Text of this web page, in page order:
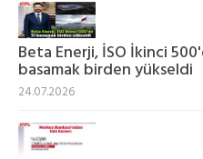
Beta Enerji, İSO İkinci
basamak birden yükseldi
24.07.2026